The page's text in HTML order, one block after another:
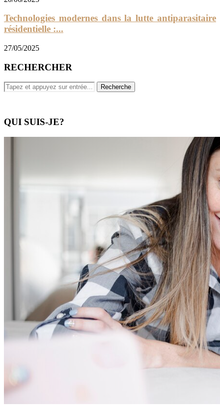
Technologies modernes dans la lutte antiparasitaire
résidentielle :...
27/05/2025
RECHERCHER
QUI SUIS-JE?